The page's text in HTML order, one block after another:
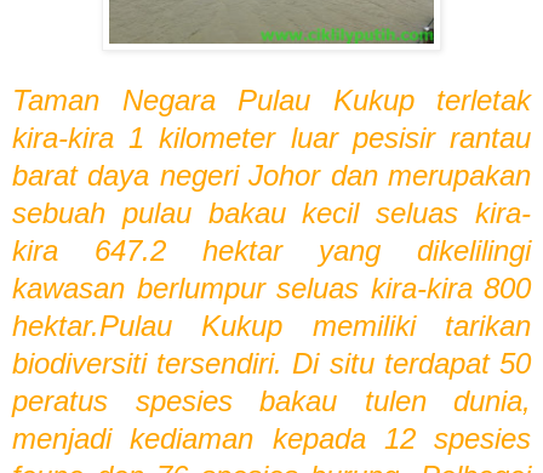
Taman Negara Pulau Kukup terletak
kira-kira 1 kilometer luar pesisir rantau
barat daya negeri Johor dan merupakan
sebuah pulau bakau kecil seluas kira-
kira 647.2 hektar yang dikelilingi
kawasan berlumpur seluas kira-kira 800
hektar.Pulau Kukup memiliki tarikan
biodiversiti tersendiri. Di situ terdapat 50
peratus spesies bakau tulen dunia,
menjadi kediaman kepada 12 spesies